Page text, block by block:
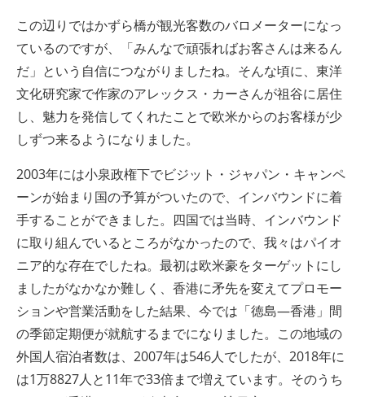
この辺りではかずら橋が観光客数のバロメーターになっ
ているのですが、「みんなで頑張ればお客さんは来るん
だ」という自信につながりましたね。そんな頃に、東洋
文化研究家で作家のアレックス・カーさんが祖谷に居住
し、魅力を発信してくれたことで欧米からのお客様が少
しずつ来るようになりました。
2003年には小泉政権下でビジット・ジャパン・キャンペ
ーンが始まり国の予算がついたので、インバウンドに着
手することができました。四国では当時、インバウンド
に取り組んでいるところがなかったので、我々はパイオ
ニア的な存在でしたね。最初は欧米豪をターゲットにし
ましたがなかなか難しく、香港に矛先を変えてプロモー
ションや営業活動をした結果、今では「徳島―香港」間
の季節定期便が就航するまでになりました。この地域の
外国人宿泊者数は、2007年は546人でしたが、2018年に
は1万8827人と11年で33倍まで増えています。そのうち